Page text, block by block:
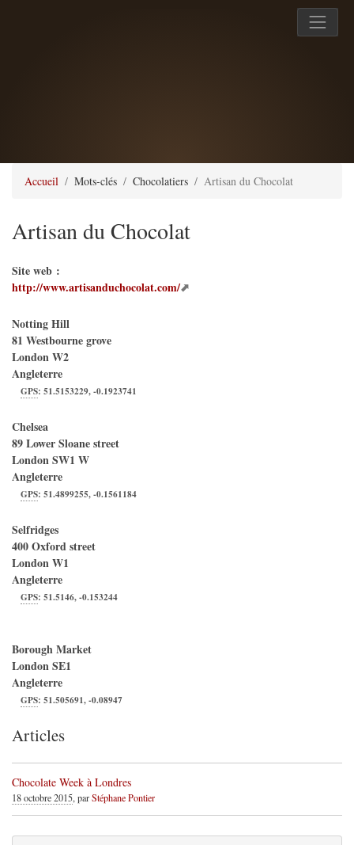
Accueil Mots-clés Chocolatiers Artisan du Chocolat
Artisan du Chocolat
Site web :
http://www.artisanduchocolat.com/
Notting Hill
81 Westbourne grove
LondonW2
Angleterre
GPS:51.5153229,-0.1923741
Chelsea
89 Lower Sloane street
LondonSW1 W
Angleterre
GPS:51.4899255,-0.1561184
Selfridges
400 Oxford street
LondonW1
Angleterre
GPS:51.5146,-0.153244
Borough Market
LondonSE1
Angleterre
GPS:51.505691,-0.08947
Articles
Chocolate Week à Londres
18 octobre 2015, parStéphane Pontier